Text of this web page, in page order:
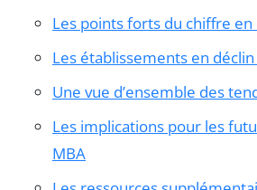
Les points forts du chiffre en
Les établissements en
Une vue d’ensemble des
Les implications pour les
MBA